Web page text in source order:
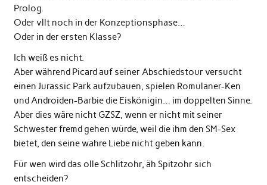
Prolog.
Oder vllt noch in der Konzeptionsphase…
Oder in der ersten Klasse?
Ich weiß es nicht.
Aber während Picard auf seiner Abschiedstour versucht
einen Jurassic Park aufzubauen, spielen Romulaner-Ken
und Androiden-Barbie die Eiskönigin… im doppelten Sinne.
Aber dies wäre nicht GZSZ, wenn er nicht mit seiner
Schwester fremd gehen würde, weil die ihm den SM-Sex
bietet, den seine wahre Liebe nicht geben kann.
Für wen wird das olle Schlitzohr, äh Spitzohr sich
entscheiden?